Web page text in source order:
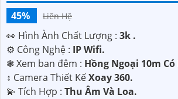
45%
Liên Hệ
️👀 Hình Ành Chất Lượng : 3k .
⚙ Công Nghệ : IP Wifi.
❃ Xem ban đêm : Hồng Ngoại 10m
↕️ Camera Thiết KếXoay 360.
️💫 Tích Hợp : Thu Âm Và Loa.